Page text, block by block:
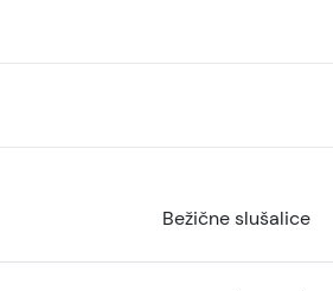
Bežične slušalice